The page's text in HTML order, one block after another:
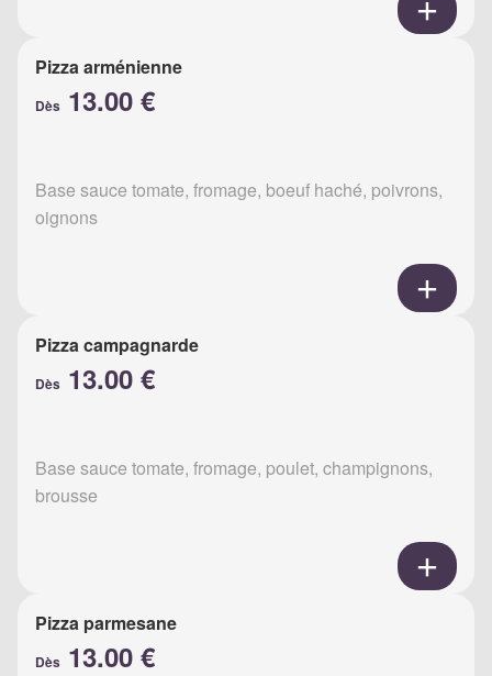
Pizza arménienne
Dès 13.00 €
Base sauce tomate, fromage, boeuf haché, poivrons,
oignons
Pizza campagnarde
Dès 13.00 €
Base sauce tomate, fromage, poulet, champignons,
brousse
Pizza parmesane
Dès 13.00 €